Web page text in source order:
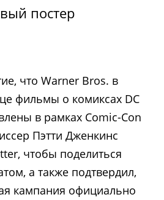
постер
что Warner Bros. в
фильмы о комиксах DC
в рамках Comic-Con
Пэтти Дженкинс
чтобы поделиться
а также подтвердил,
кампания официально